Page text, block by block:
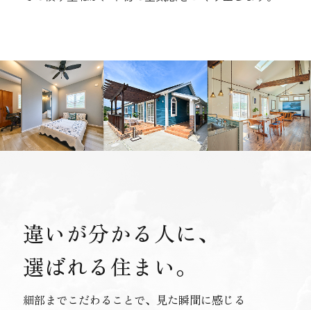
違いが分かる人に、
選ばれる住まい。
細部までこだわることで、見た瞬間に感じる